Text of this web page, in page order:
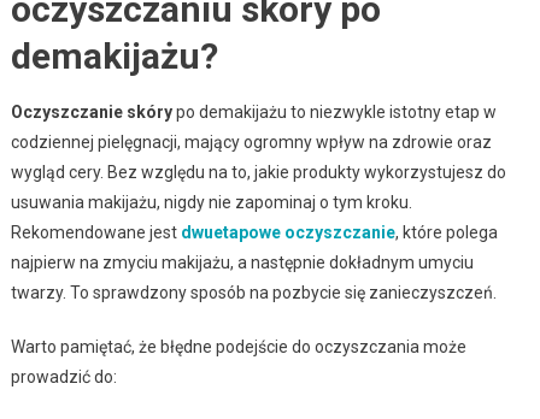
oczyszczaniu skóry po
demakijażu?
Oczyszczanie skórypo demakijażu to niezwykle istotny etap w
codziennej pielęgnacji, mający ogromny wpływ na zdrowie oraz
wygląd cery. Bez względu na to, jakie produkty wykorzystujesz do
usuwania makijażu, nigdy nie zapominaj o tym kroku.
Rekomendowane jest dwuetapowe oczyszczanie, które polega
najpierw na zmyciu makijażu, a następnie dokładnym umyciu
twarzy. To sprawdzony sposób na pozbycie się zanieczyszczeń.
Warto pamiętać, że błędne podejście do oczyszczania może
prowadzić do: